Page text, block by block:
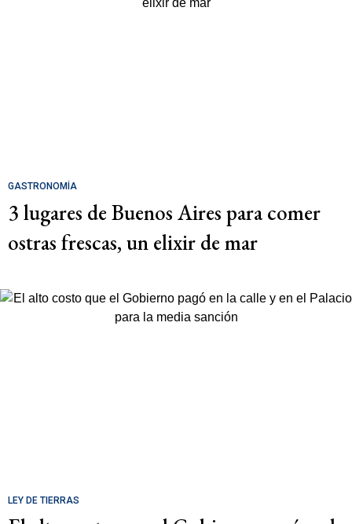
GASTRONOMÍA
3 lugares de Buenos Aires para comer
ostras frescas, un elixir de mar
LEY DE TIERRAS